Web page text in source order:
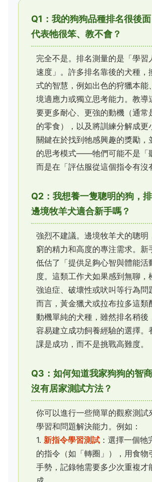
Q1：我的狗狗品種排名很後
代表牠很笨、教不會？
完全不是。排名測量的是「學習
速度」。許多排名靠後的犬種，
式的智慧，例如出色的狩獵本能
境適應力或獨立思考能力。教導
要更多耐心、更強的動機（通常
的零食），以及將訓練分解成更
關鍵在於找到牠感興趣的獎勵，
的思考模式——牠們可能不是「
而是在「評估服從這個指令有沒
Q2：我想養一隻聰明的狗，
邊境牧羊犬適合新手嗎？
強烈不建議。邊境牧羊犬的聰明
窮的精力和高度的專注需求。新
低估了「提供足夠心智與體能活
度。這類工作犬如果感到無聊，
強迫症、破壞性或吠叫等行為問
而言，黃金獵犬或拉布拉多這類
動機單純的犬種，雖然排名稍後
容易建立成功飼養經驗的選擇。
課是成功，而不是挑戰高難度。
Q3：如何知道我家狗狗的智
沒有居家測試方法？
你可以進行一些簡單的觀察測試
學習和問題解決能力。例如：
1. 新指令學習測試 ：選擇一個牠
的指令（如「轉圈」），用食物
手勢，記錄牠需要多少次重複才